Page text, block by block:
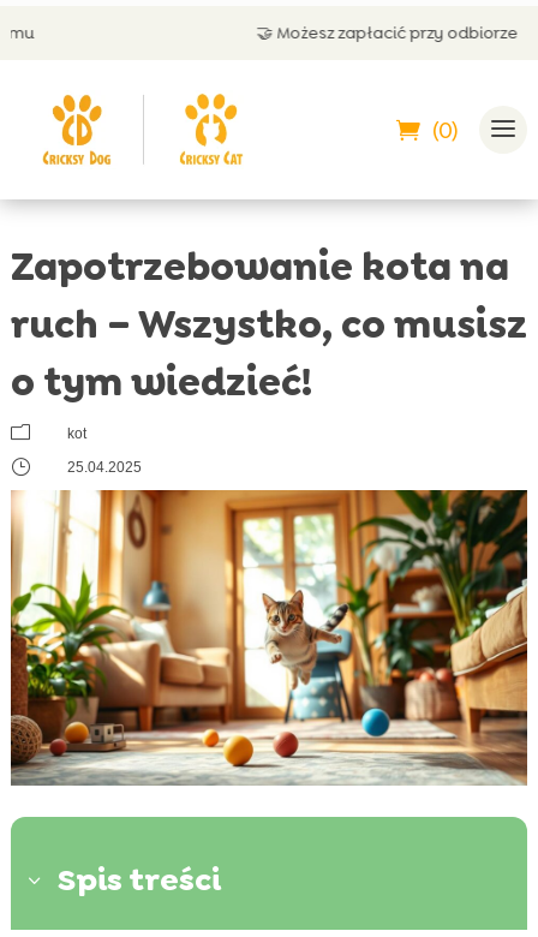
🤝 Możesz zapłacić przy odbiorze
(0)
Zapotrzebowanie kota na
ruch – Wszystko, co musisz
o tym wiedzieć!
m kot
} 25.04.2025
3 Spis treści